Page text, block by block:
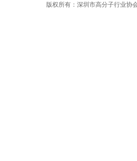
版权所有：深圳市高分子行业协